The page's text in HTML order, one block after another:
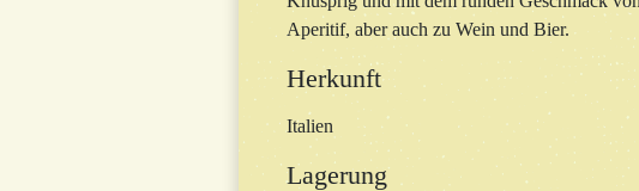
Aperitif, aber auch zu Wein und Bier.
Herkunft
Italien
Lagerung